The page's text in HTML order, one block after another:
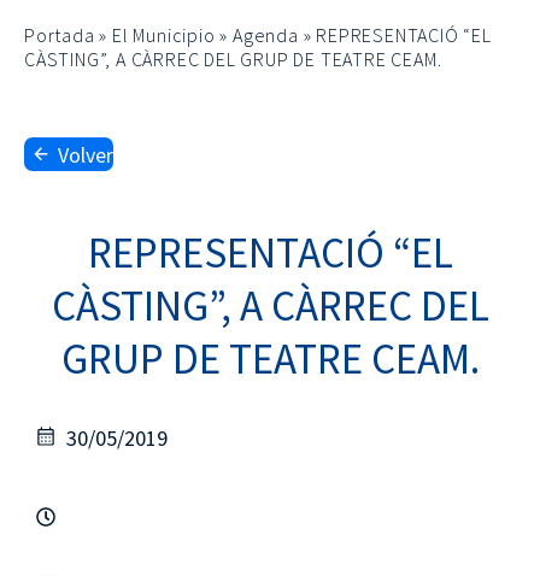
Portada » El Municipio »Agenda » REPRESENTACIÓ “EL
CÀSTING”, A CÀRREC DEL GRUP DE TEATRE CEAM.
Volver
REPRESENTACIÓ “EL
CÀSTING”, A CÀRREC DEL
GRUP DE TEATRE CEAM.
30/05/2019